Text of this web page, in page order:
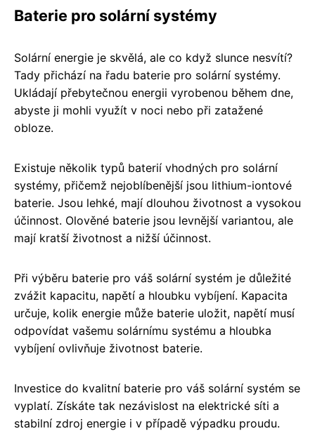
Baterie pro solární systémy
Solární energie je skvělá, ale co když slunce nesvítí?
Tady přichází na řadu baterie pro solární systémy.
Ukládají přebytečnou energii vyrobenou během dne,
abyste ji mohli využít v noci nebo při zatažené
obloze.
Existuje několik typů baterií vhodných pro solární
systémy, přičemž nejoblíbenější jsou lithium-iontové
baterie. Jsou lehké, mají dlouhou životnost a vysokou
účinnost. Olověné baterie jsou levnější variantou, ale
mají kratší životnost a nižší účinnost.
Při výběru baterie pro váš solární systém je důležité
zvážit kapacitu, napětí a hloubku vybíjení. Kapacita
určuje, kolik energie může baterie uložit, napětí musí
odpovídat vašemu solárnímu systému a hloubka
vybíjení ovlivňuje životnost baterie.
Investice do kvalitní baterie pro váš solární systém se
vyplatí. Získáte tak nezávislost na elektrické síti a
stabilní zdroj energie i v případě výpadku proudu.